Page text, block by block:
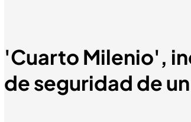
'Cuarto Milenio',
de seguridad de